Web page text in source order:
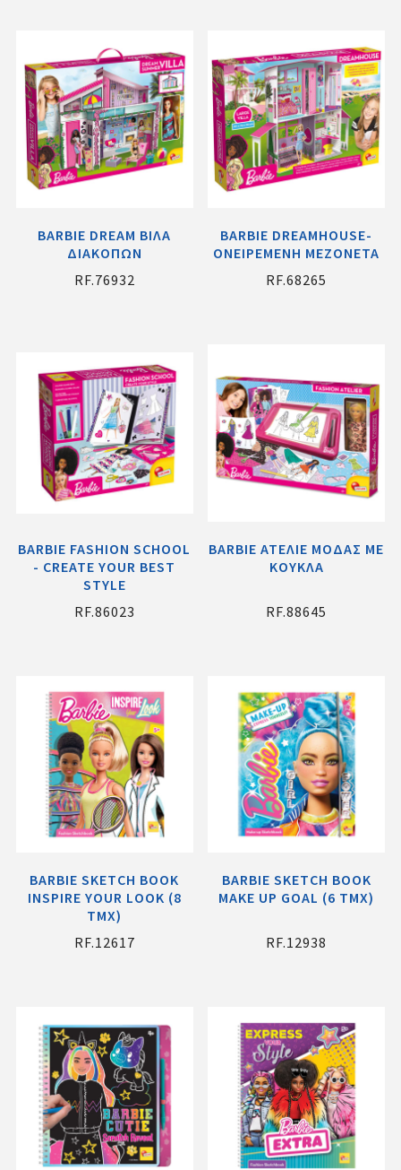
BARBIE DREAM ΒΙΛΑ
ΔΙΑΚΟΠΩΝ
RF.76932
BARBIE DREAMHOUSE-
ΟΝΕΙΡΕΜΕΝΗ ΜΕΖΟΝΕΤΑ
RF.68265
BARBIE FASHION SCHOOL
- CREATE YOUR BEST
STYLE
RF.86023
BARBIE ΑΤΕΛΙΕ ΜΟΔΑΣ ΜΕ
ΚΟΥΚΛΑ
RF.88645
BARBIE SKETCH BOOK
INSPIRE YOUR LOOK (8
ΤΜΧ)
RF.12617
BARBIE SKETCH BOOK
MAKE UP GOAL (6 ΤΜΧ)
RF.12938